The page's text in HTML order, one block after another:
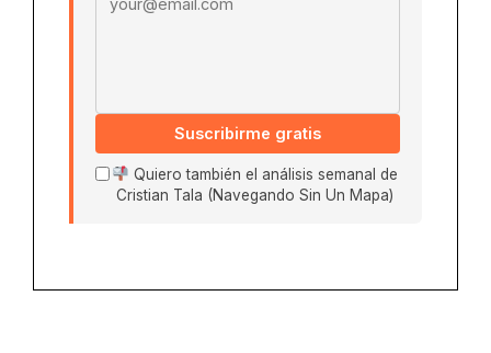
Suscribirme gratis
Quiero también el análisis semanal de
Cristian Tala (Navegando Sin Un Mapa)